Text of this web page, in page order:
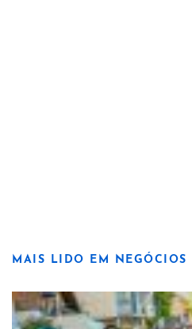
MAIS LIDO EM NEGÓCIOS